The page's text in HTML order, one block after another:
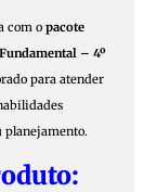
com o pacote
– 4º
para atender
planejamento.